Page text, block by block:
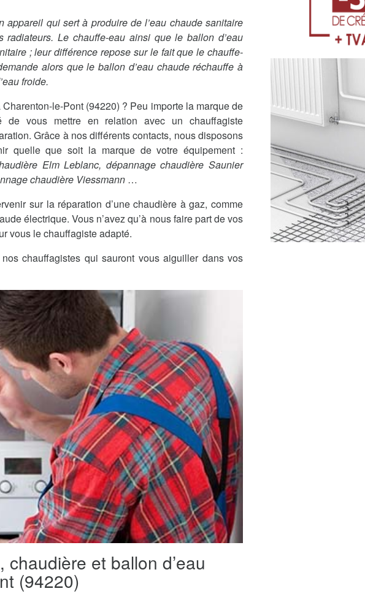
qui sert à produire de l’eau chaude sanitaire
Le chauffe-eau ainsi que le ballon d’eau
; leur différence repose sur le fait que le chauffe-
alors que le ballon d’eau chaude réchauffe à
froide.
le-Pont (94220) ? Peu importe la marque de
de vous mettre en relation avec un chauffagiste
Grâce à nos différents contacts, nous disposons
quelle que soit la marque de votre équipement :
Elm Leblanc, dépannage chaudière Saunier
chaudière Viessmann …
sur la réparation d’une chaudière à gaz, comme
électrique. Vous n’avez qu’à nous faire part de vos
vous le chauffagiste adapté.
chauffagistes qui sauront vous aiguiller dans vos
et ballon d’eau
(94220)